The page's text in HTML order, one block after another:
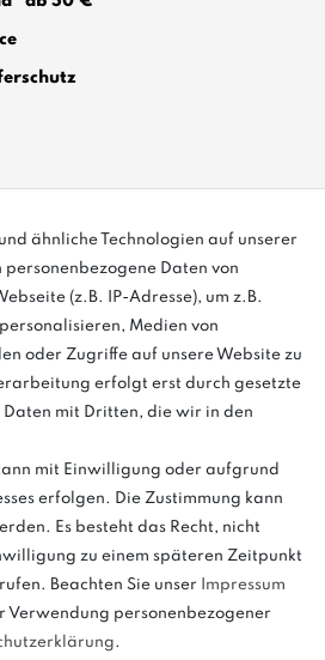
Ortstarif, Preise aus dem Mobilfunknetz
Provider).
und
weitere.
ähnliche Technologien auf unserer
Daten von
(z.B. IP-Adresse), um z.B.
Medien von
oder Zugriffe auf unsere Website zu
erfolgt erst durch gesetzte
mit Dritten, die wir in den
mit Einwilligung oder aufgrund
erfolgen. Die Zustimmung kann
Es besteht das Recht, nicht
zu einem späteren Zeitpunkt
Beachten Sie unser
Impressum
Verwendung personenbezogener
.